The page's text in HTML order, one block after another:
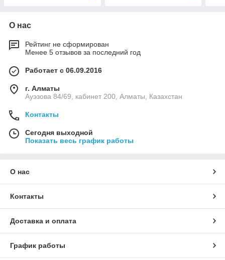
О нас
Рейтинг не сформирован
Менее 5 отзывов за последний год
Работает с 06.09.2016
г. Алматы
Ауэзова 84/69, кабинет 200, Алматы, Казахстан
Контакты
Сегодня выходной
Показать весь график работы
О нас
Контакты
Доставка и оплата
График работы